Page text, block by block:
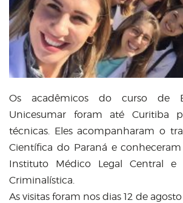
Os acadêmicos do curso de
Unicesumar foram até Curitiba
técnicas. Eles acompanharam o
Científica do Paraná e
Instituto Médico Legal Central
Criminalística.
As visitas foram nos dias 12 de